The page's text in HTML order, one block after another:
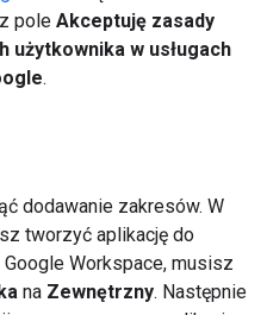
pole Akceptuję zasady
użytkownika w usługach
.
dodawanie zakresów. W
tworzyć aplikację do
Workspace, musisz
na Zewnętrzny. Następnie